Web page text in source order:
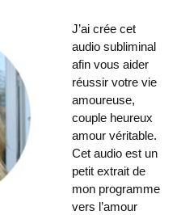
J’ai crée cet
audio subliminal
afin vous aider
réussir votre vie
amoureuse,
couple heureux
amour véritable.
Cet audio est un
petit extrait de
mon programme
vers l’amour